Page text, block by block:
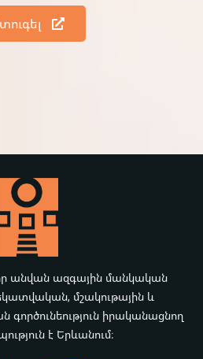
անվան ազգային մանկական
մշակութային և
իրականացնող
է Երևանում։